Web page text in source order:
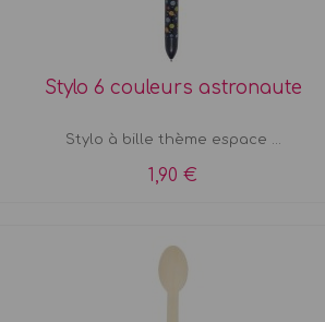
Stylo 6 couleurs astronaute
Stylo à bille thème espace ...
1,90 €